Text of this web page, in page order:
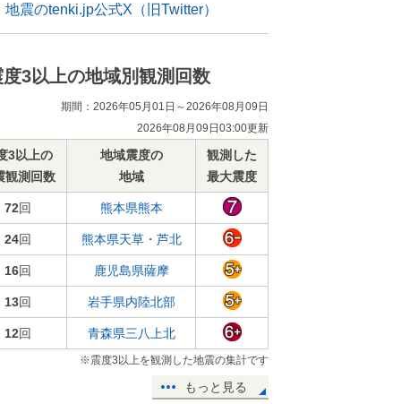
地震のtenki.jp公式X（旧Twitter）
度3以上の地域別観測回数
期間：2026年05月01日～2026年08月09日
2026年08月09日03:00更新
3以上の
観測回数
地域震度の
地域
観測した
最大震度
72回 熊本県熊本
24回 熊本県天草・芦北
16回 鹿児島県薩摩
13回 岩手県内陸北部
12回 青森県三八上北
※震度3以上を観測した地震の集計です
もっと見る